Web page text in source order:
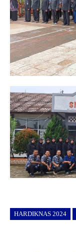
HARDIKNAS 2024